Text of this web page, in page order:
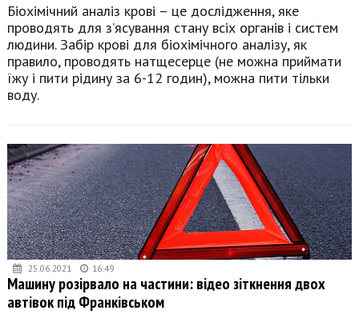
Біохімічний аналіз крові – це дослідження, яке
проводять для з’ясування стану всіх органів і систем
людини. Забір крові для біохімічного аналізу, як
правило, проводять натщесерце (не можна приймати
їжу і пити рідину за 6-12 годин), можна пити тільки
воду.
25.06.2021 16:49
Машину розірвало на частини: відео зіткнення двох
автівок під Франківськом